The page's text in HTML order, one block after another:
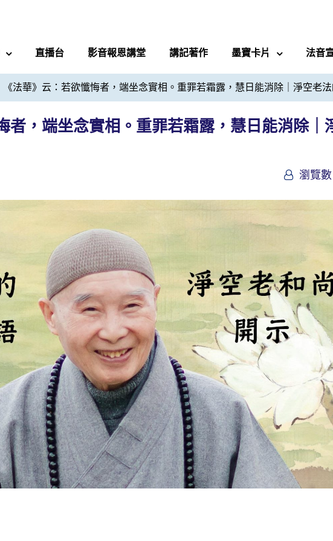
直播台 影音報恩講堂 講記著作 墨寶卡片 法音
《法華》云：若欲懺悔者，端坐念實相。重罪若霜露，慧日能消除｜淨空老
者，端坐念實相。重罪若霜露，慧日能消除｜
瀏覽數